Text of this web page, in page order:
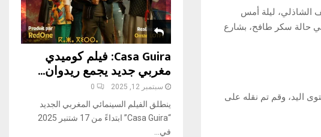
الشاذلي، ليلة أمس
في حالة سكر طافح، بشارع
اليد، وقم تم نقله على
Casa Guira: فيلم كوميدي
مغربي جديد يجمع ريدوان...
سبتمبر 12, 2025 0
ينطلق الفيلم السينمائي المغربي الجديد
“Casa Guira” ابتداءً من 17 شتنبر 2025
في...